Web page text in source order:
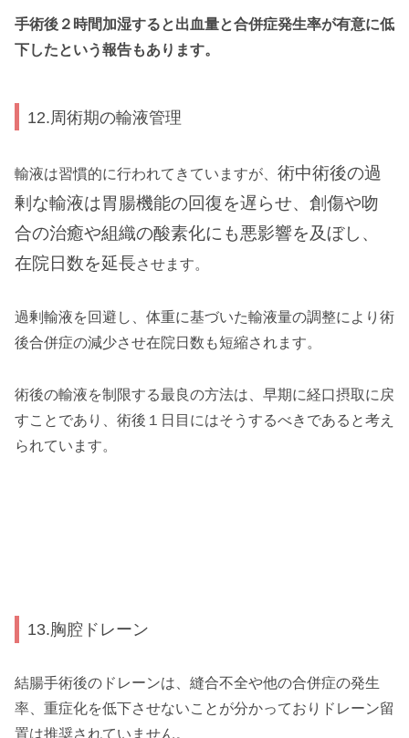
手術後２時間加湿すると出血量と合併症発生率が有意に低
下したという報告もあります。
12.周術期の輸液管理
輸液は習慣的に行われてきていますが、 術中術後の過
剰な輸液は胃腸機能の回復を遅らせ、創傷や吻
合の治癒や組織の酸素化にも悪影響を及ぼし、
在院日数を延長させます。
過剰輸液を回避し、体重に基づいた輸液量の調整により術
後合併症の減少させ在院日数も短縮されます。
術後の輸液を制限する最良の方法は、早期に経口摂取に戻
すことであり、術後１日目にはそうするべきであると考え
られています。
13.胸腔ドレーン
結腸手術後のドレーンは、縫合不全や他の合併症の発生
率、重症化を低下させないことが分かっておりドレーン留
置は推奨されていません。